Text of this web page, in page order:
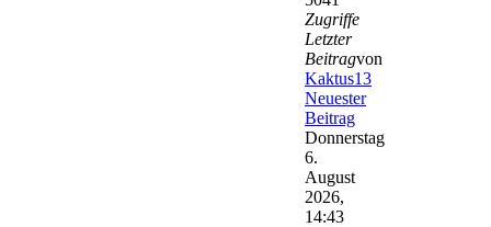
Zugriffe
Letzter
Beitragvon
Kaktus13
Neuester
Beitrag
Donnerstag
6.
August
2026,
14:43